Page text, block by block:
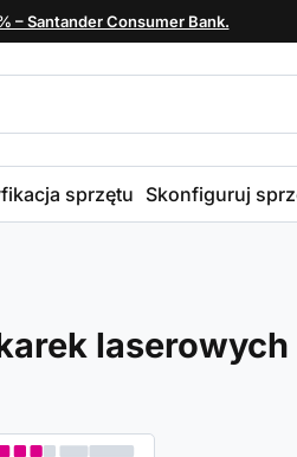
– Santander Consumer Bank.
sprzętu Skonfiguruj
laserowych